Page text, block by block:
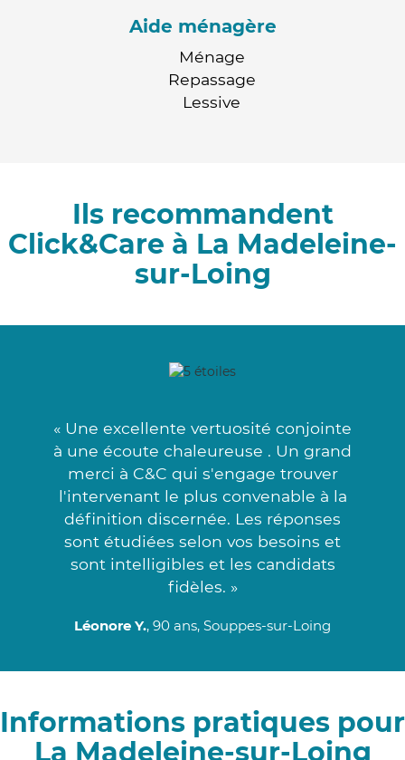
Aide ménagère
Ménage
Repassage
Lessive
Ils recommandent
Click&Care à La Madeleine-
sur-Loing
« Une excellente vertuosité conjointe
à une écoute chaleureuse . Un grand
merci à C&C qui s'engage trouver
l'intervenant le plus convenable à la
définition discernée. Les réponses
sont étudiées selon vos besoins et
sont intelligibles et les candidats
fidèles. »
Léonore Y., 90 ans, Souppes-sur-Loing
Informations pratiques pour
La Madeleine-sur-Loing